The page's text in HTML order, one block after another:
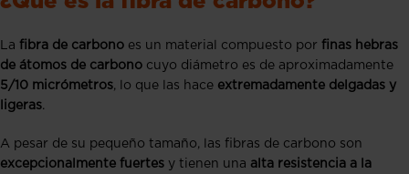
La fibra de carbono es un material compuesto por finas hebras
de átomos de carbono cuyo diámetro es de aproximadamente
5/10 micrómetros, lo que las hace extremadamente delgadas y
ligeras.
A pesar de su pequeño tamaño, las fibras de carbono son
excepcionalmente fuertes y tienen una alta resistencia a la